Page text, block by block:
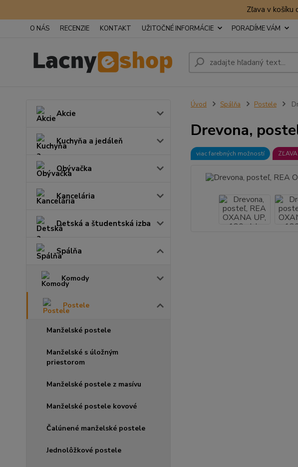
Zľava v
O NÁS RECENZIE KONTAKT UŽITOČNÉ INFORMÁCIE PORADÍME VÁM
Akcie
Kuchyňa a jedáleň
Obývačka
Kancelária
Detská a študentská izba
Spálňa
Komody
Postele
Manželské postele
Manželské s úložným
priestorom
Manželské postele z masívu
Manželské postele kovové
Čalúnené manželské postele
Jednolôžkové postele
Úvod Spálňa Postele
Drevona,
viac farebných možností